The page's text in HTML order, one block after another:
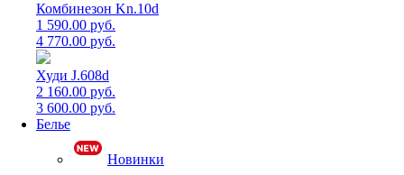
Комбинезон Kn.10d
1 590.00 руб.
4 770.00 руб.
Худи J.608d
2 160.00 руб.
3 600.00 руб.
Белье
Новинки